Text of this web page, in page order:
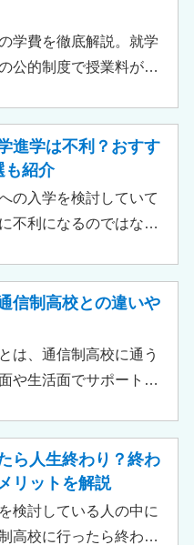
学費を徹底解説。就学
公的制度で授業料が実
の注意点などをわかり
ます。費用負担を抑え
ェックしてみましょ
進学は不利？おすす
も紹介
の入学を検討していて
不利になるのではない
しょうか。 結論とし
校に通っているからと
学に不利になることは
中には、大学進学を想
にもつ学校もありま
信制高校との違いや
は、通信制高校に通う
や生活面でサポートす
校のみでは高卒資格を
ん。 ただし、個別の学
ールカウンセラーによ
相談など手厚い支援が
ら人生終わり？終わ
リットを解説
検討している人の中に
高校に行ったら終わ